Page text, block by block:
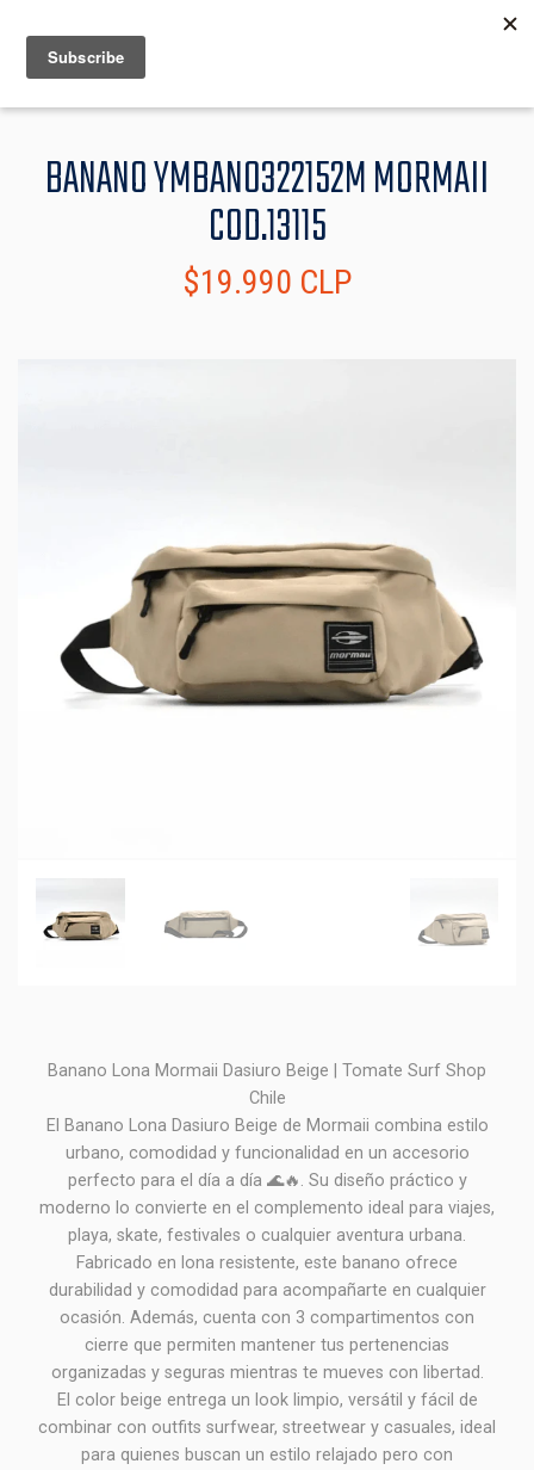
MENU
BANANO YMBAN0322152M MORMAII
COD.13115
$19.990 CLP
Banano Lona Mormaii Dasiuro Beige | Tomate Surf Shop
Chile
El Banano Lona Dasiuro Beige de Mormaii combina estilo
urbano, comodidad y funcionalidad en un accesorio
perfecto para el día a día 🌊🔥. Su diseño práctico y
moderno lo convierte en el complemento ideal para viajes,
playa, skate, festivales o cualquier aventura urbana.
Fabricado en lona resistente, este banano ofrece
durabilidad y comodidad para acompañarte en cualquier
ocasión. Además, cuenta con 3 compartimentos con
cierre que permiten mantener tus pertenencias
organizadas y seguras mientras te mueves con libertad.
El color beige entrega un look limpio, versátil y fácil de
combinar con outfits surfwear, streetwear y casuales, ideal
para quienes buscan un estilo relajado pero con